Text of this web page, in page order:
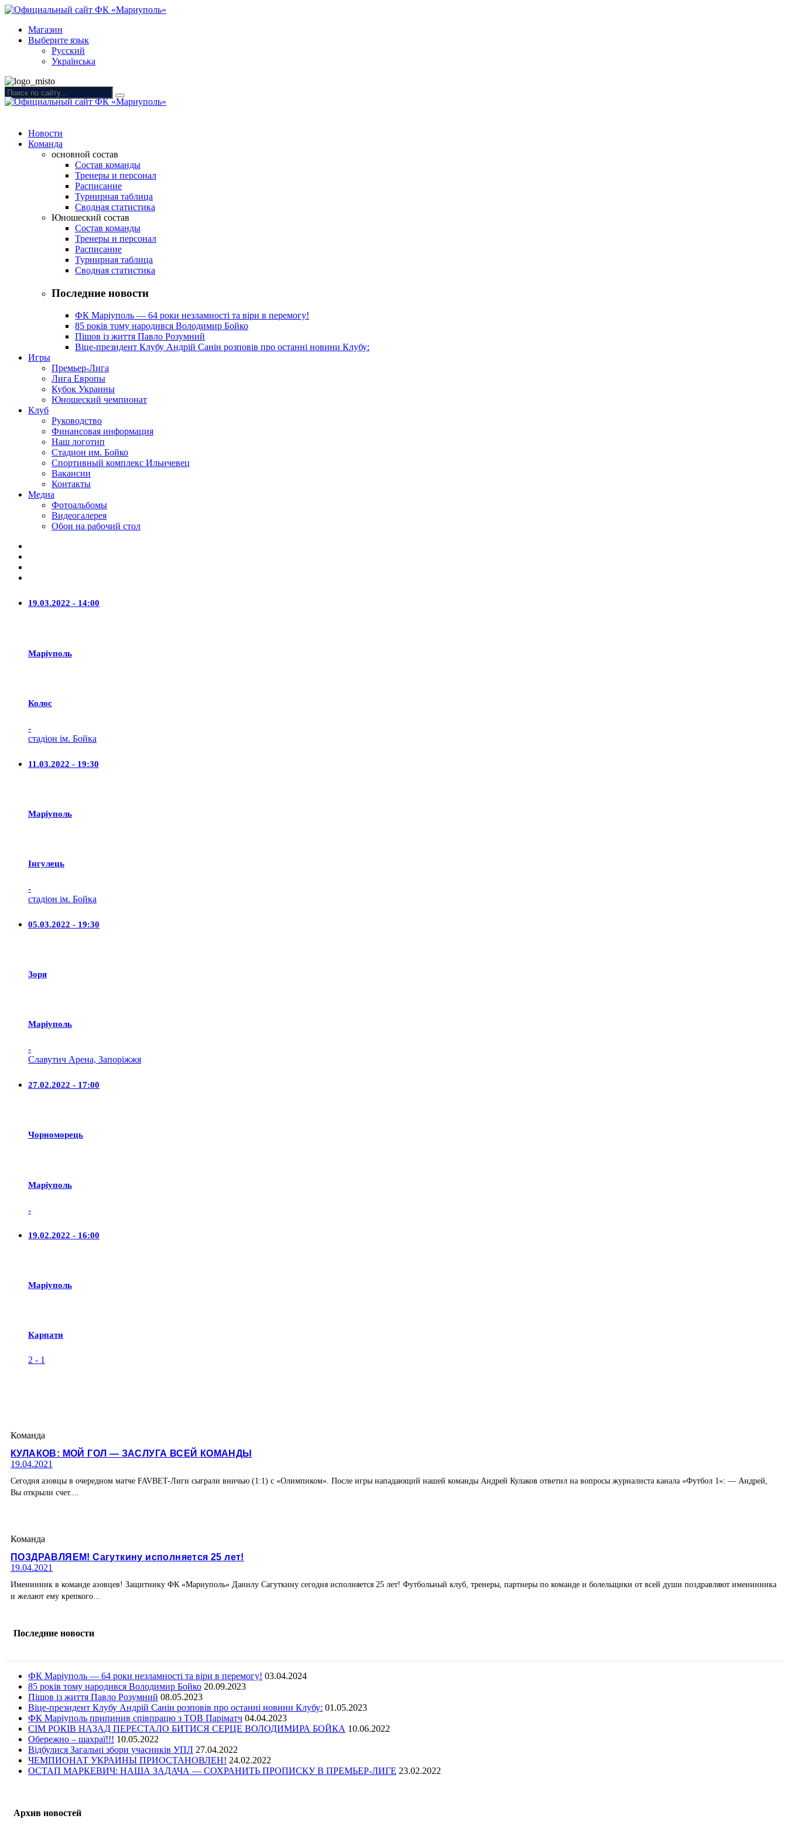
Магазин
Выберите язык
Русский
Українська
Новости
Команда
основной состав
Состав команды
Тренеры и персонал
Расписание
Турнирная таблица
Сводная статистика
Юношеский состав
Состав команды
Тренеры и персонал
Расписание
Турнирная таблица
Сводная статистика
Последние новости
ФК Маріуполь — 64 роки незламності та віри в перемогу!
85 років тому народився Володимир Бойко
Пішов із життя Павло Розумний
Віце-президент Клубу Андрій Санін розповів про останні новини Клубу:
Игры
Премьер-Лига
Лига Европы
Кубок Украины
Юношеский чемпионат
Клуб
Руководство
Финансовая информация
Наш логотип
Стадион им. Бойко
Спортивный комплекс Ильичевец
Вакансии
Контакты
Медиа
Фотоальбомы
Видеогалерея
Обои на рабочий стол
19.03.2022 - 14:00
Маріуполь
Колос
-
стадіон ім. Бойка
11.03.2022 - 19:30
Маріуполь
Iнгулець
-
стадіон ім. Бойка
05.03.2022 - 19:30
Зоря
Маріуполь
-
Славутич Арена, Запоріжжя
27.02.2022 - 17:00
Чорноморець
Маріуполь
-
19.02.2022 - 16:00
Маріуполь
Карпати
2 - 1
Команда
КУЛАКОВ: МОЙ ГОЛ — ЗАСЛУГА ВСЕЙ КОМАНДЫ
19.04.2021
Сегодня азовцы в очередном матче FAVBET-Лиги сыграли вничью (1:1) с «Олимпиком». После игры нападающий нашей команды Андрей Кулаков ответил на вопросы журналиста канала «Футбол 1»: — Андрей,
Вы открыли счет....
Команда
ПОЗДРАВЛЯЕМ! Сагуткину исполняется 25 лет!
19.04.2021
Именинник в команде азовцев! Защитнику ФК «Мариуполь» Данилу Сагуткину сегодня исполняется 25 лет! Футбольный клуб, тренеры, партнеры по команде и болельщики от всей души поздравляют именинника
и желают ему крепкого...
Последние новости
ФК Маріуполь — 64 роки незламності та віри в перемогу! 03.04.2024
85 років тому народився Володимир Бойко 20.09.2023
Пішов із життя Павло Розумний 08.05.2023
Віце-президент Клубу Андрій Санін розповів про останні новини Клубу: 01.05.2023
ФК Маріуполь припинив співпрацю з ТОВ Паріматч 04.04.2023
СІМ РОКІВ НАЗАД ПЕРЕСТАЛО БИТИСЯ СЕРЦЕ ВОЛОДИМИРА БОЙКА 10.06.2022
Обережно – шахраї!!! 10.05.2022
Відбулися Загальні збори учасників УПЛ 27.04.2022
ЧЕМПИОНАТ УКРАИНЫ ПРИОСТАНОВЛЕН! 24.02.2022
ОСТАП МАРКЕВИЧ: НАША ЗАДАЧА — СОХРАНИТЬ ПРОПИСКУ В ПРЕМЬЕР-ЛИГЕ 23.02.2022
Архив новостей